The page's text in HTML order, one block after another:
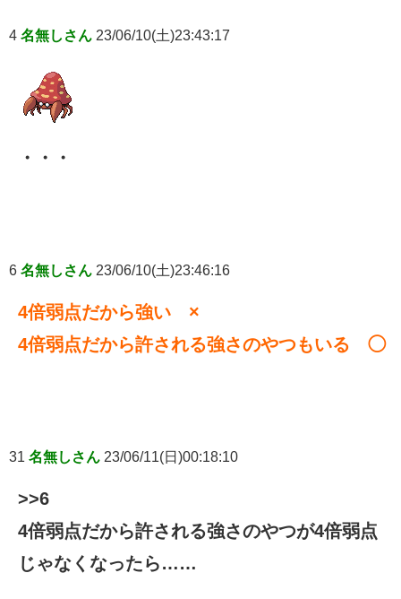
4 名無しさん 23/06/10(土)23:43:17
・・・
6 名無しさん 23/06/10(土)23:46:16
4倍弱点だから強い ×
4倍弱点だから許される強さのやつもいる ◯
31 名無しさん 23/06/11(日)00:18:10
>>6
4倍弱点だから許される強さのやつが4倍弱点
じゃなくなったら……